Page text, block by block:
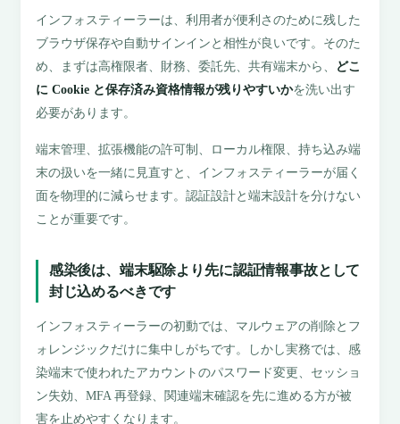
インフォスティーラーは、利用者が便利さのために残した
ブラウザ保存や自動サインインと相性が良いです。そのた
め、まずは高権限者、財務、委託先、共有端末から、
どこ
に Cookie と保存済み資格情報が残りやすいかを洗い出す
必要があります。
端末管理、拡張機能の許可制、ローカル権限、持ち込み端
末の扱いを一緒に見直すと、インフォスティーラーが届く
面を物理的に減らせます。認証設計と端末設計を分けない
ことが重要です。
感染後は、端末駆除より先に認証情報事故として
封じ込めるべきです
インフォスティーラーの初動では、マルウェアの削除とフ
ォレンジックだけに集中しがちです。しかし実務では、感
染端末で使われたアカウントのパスワード変更、セッショ
ン失効、MFA 再登録、関連端末確認を先に進める方が被
害を止めやすくなります。